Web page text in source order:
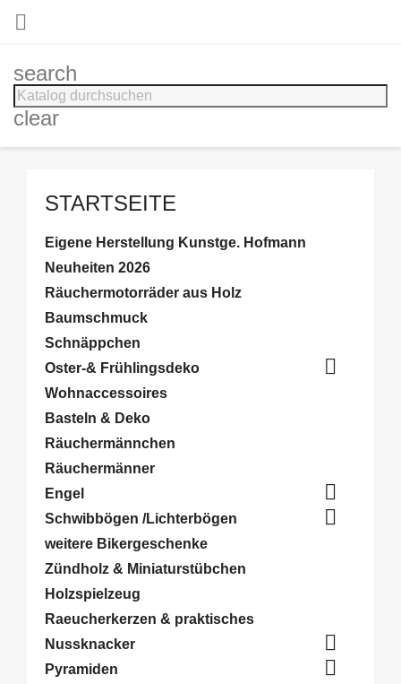

search
clear
STARTSEITE
Eigene Herstellung Kunstge. Hofmann
Neuheiten 2026
Räuchermotorräder aus Holz
Baumschmuck
Schnäppchen
Oster-& Frühlingsdeko

Wohnaccessoires
Basteln & Deko
Räuchermännchen
Räuchermänner
Engel

Schwibbögen /Lichterbögen 
weitere Bikergeschenke
Zündholz & Miniaturstübchen
Holzspielzeug
Raeucherkerzen & praktisches
Nussknacker

Pyramiden 